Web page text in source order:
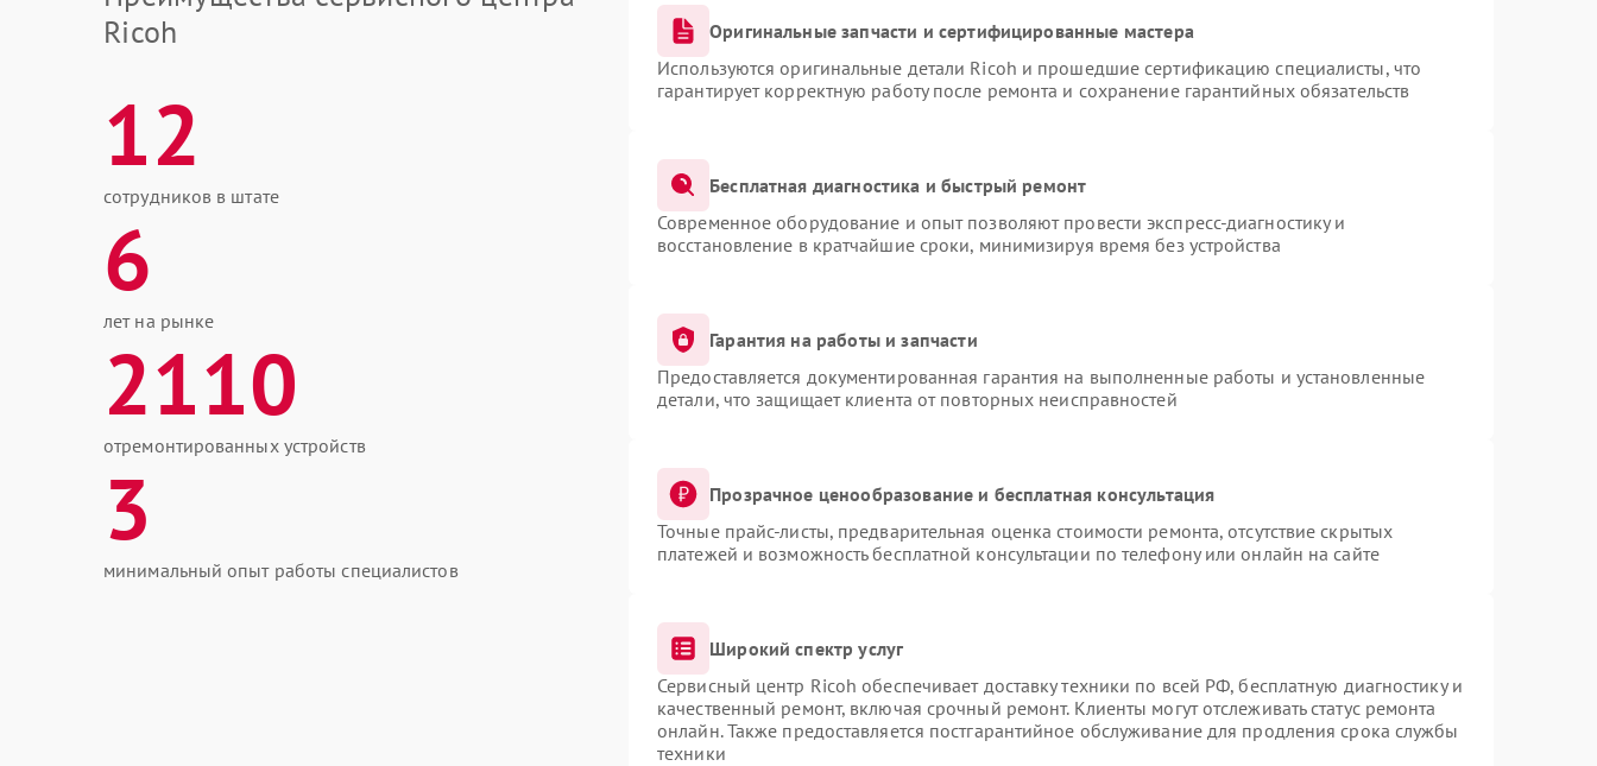
Ricoh
12
сотрудников в штате
6
лет на рынке
2110
отремонтированных устройств
3
минимальный опыт работы специалистов
Оригинальные запчасти и сертифицированные мастера
Используются оригинальные детали Ricoh и прошедшие сертификацию специалисты, что
гарантирует корректную работу после ремонта и сохранение гарантийных обязательств
Бесплатная диагностика и быстрый ремонт
Современное оборудование и опыт позволяют провести экспресс-диагностику и
восстановление в кратчайшие сроки, минимизируя время без устройства
Гарантия на работы и запчасти
Предоставляется документированная гарантия на выполненные работы и установленные
детали, что защищает клиента от повторных неисправностей
Прозрачное ценообразование и бесплатная консультация
Точные прайс-листы, предварительная оценка стоимости ремонта, отсутствие скрытых
платежей и возможность бесплатной консультации по телефону или онлайн на сайте
Широкий спектр услуг
Сервисный центр Ricoh обеспечивает доставку техники по всей РФ, бесплатную диагностику и
качественный ремонт, включая срочный ремонт. Клиенты могут отслеживать статус ремонта
онлайн. Также предоставляется постгарантийное обслуживание для продления срока службы
техники